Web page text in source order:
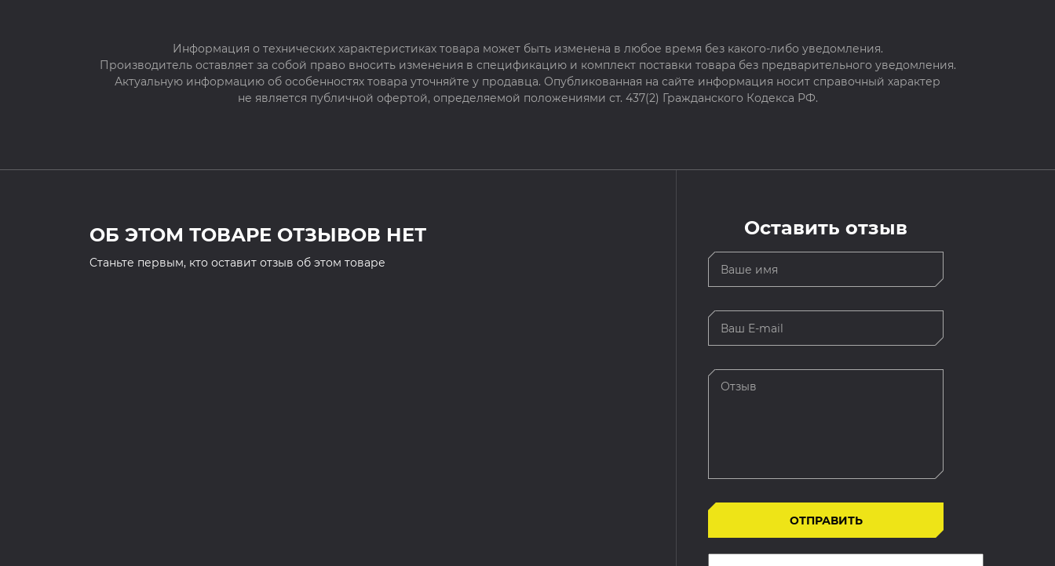
Информация о технических характеристиках товара может быть изменена в любое время без какого-либо уведомления.
Производитель оставляет за собой право вносить изменения в спецификацию и комплект поставки товара без предварительного уведомления.
Актуальную информацию об особенностях товара уточняйте у продавца. Опубликованная на сайте информация носит справочный характер
не является публичной офертой, определяемой положениями ст. 437(2) Гражданского Кодекса РФ.
ОБ ЭТОМ ТОВАРЕ ОТЗЫВОВ НЕТ
Cтаньте первым, кто оставит отзыв об этом товаре
Оставить отзыв